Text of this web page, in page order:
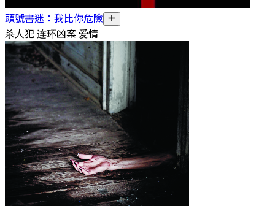
頭號書迷：我比你危險
杀人犯 连环凶案 爱情